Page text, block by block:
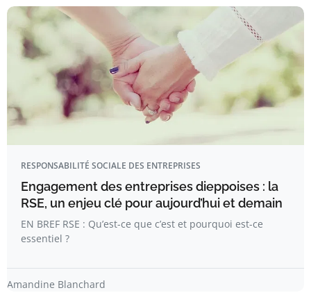
RESPONSABILITÉ SOCIALE DES ENTREPRISES
Engagement des entreprises dieppoises : la
RSE, un enjeu clé pour aujourd’hui et demain
EN BREF RSE : Qu’est-ce que c’est et pourquoi est-ce
essentiel ?
Amandine Blanchard